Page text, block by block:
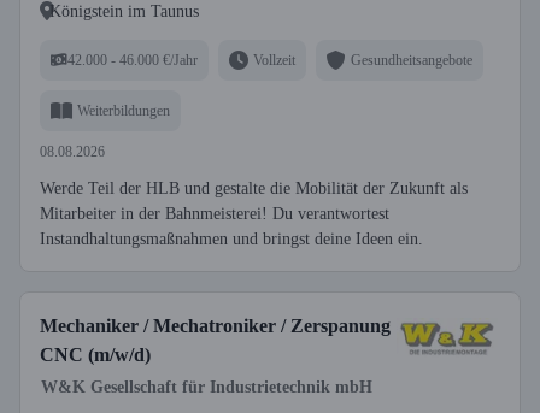
Königstein im Taunus
42.000 - 46.000 €/Jahr Vollzeit Gesundheitsangebote
Weiterbildungen
08.08.2026
Werde Teil der HLB und gestalte die Mobilität der Zukunft als
Mitarbeiter in der Bahnmeisterei! Du verantwortest
Instandhaltungsmaßnahmen und bringst deine Ideen ein.
Mechaniker / Mechatroniker / Zerspanung
CNC (m/w/d)
W&K Gesellschaft für Industrietechnik mbH